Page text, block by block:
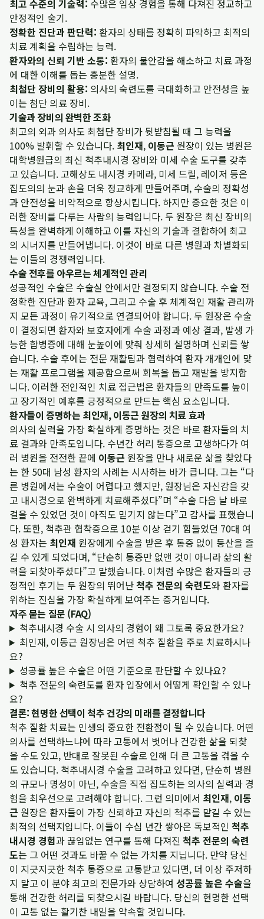
최고 수준의 기술력: 수많은 임상 경험을 통해 다져진 정교하고
안정적인 술기.
정확한 진단과 판단력: 환자의 상태를 정확히 파악하고 최적의
치료 계획을 수립하는 능력.
환자와의 신뢰 기반 소통: 환자의 불안감을 해소하고 치료 과정
에 대한 이해를 돕는 충분한 설명.
최첨단 장비의 활용: 의사의 숙련도를 극대화하고 안전성을 높
이는 첨단 의료 장비.
기술과 장비의 완벽한 조화
최고의 외과 의사도 최첨단 장비가 뒷받침될 때 그 능력을
100% 발휘할 수 있습니다. 최인재, 이동근 원장이 있는 병원은
대학병원급의 최신 척추내시경 장비와 미세 수술 도구를 갖추
고 있습니다. 고해상도 내시경 카메라, 미세 드릴, 레이저 등은
집도의의 눈과 손을 더욱 정교하게 만들어주며, 수술의 정확성
과 안전성을 비약적으로 향상시킵니다. 하지만 중요한 것은 이
러한 장비를 다루는 사람의 능력입니다. 두 원장은 최신 장비의
특성을 완벽하게 이해하고 이를 자신의 기술과 결합하여 최고
의 시너지를 만들어냅니다. 이것이 바로 다른 병원과 차별화되
는 이들의 경쟁력입니다.
수술 전후를 아우르는 체계적인 관리
성공적인 수술은 수술실 안에서만 결정되지 않습니다. 수술 전
정확한 진단과 환자 교육, 그리고 수술 후 체계적인 재활 관리까
지 모든 과정이 유기적으로 연결되어야 합니다. 두 원장은 수술
이 결정되면 환자와 보호자에게 수술 과정과 예상 결과, 발생 가
능한 합병증에 대해 눈높이에 맞춰 상세히 설명하며 신뢰를 쌓
습니다. 수술 후에는 전문 재활팀과 협력하여 환자 개개인에 맞
는 재활 프로그램을 제공함으로써 회복을 돕고 재발을 방지합
니다. 이러한 전인적인 치료 접근법은 환자들의 만족도를 높이
고 장기적인 예후를 긍정적으로 만드는 핵심 요소입니다.
환자들이 증명하는 최인재, 이동근 원장의 치료 효과
의사의 실력을 가장 확실하게 증명하는 것은 바로 환자들의 치
료 결과와 만족도입니다. 수년간 허리 통증으로 고생하다가 여
러 병원을 전전한 끝에 이동근 원장을 만나 새로운 삶을 찾았다
는 한 50대 남성 환자의 사례는 시사하는 바가 큽니다. 그는 “다
른 병원에서는 수술이 어렵다고 했지만, 원장님은 자신감을 갖
고 내시경으로 완벽하게 치료해주셨다”며 “수술 다음 날 바로
걸을 수 있었던 것이 아직도 믿기지 않는다”고 감사를 표했습니
다. 또한, 척추관 협착증으로 10분 이상 걷기 힘들었던 70대 여
성 환자는 최인재 원장에게 수술을 받은 후 통증 없이 등산을 즐
길 수 있게 되었다며, “단순히 통증만 없앤 것이 아니라 삶의 활
력을 되찾아주셨다”고 말했습니다. 이처럼 수많은 환자들의 긍
정적인 후기는 두 원장의 뛰어난척추 전문의 숙련도와 환자를
위하는 진심을 가장 확실하게 보여주는 증거입니다.
자주 묻는 질문 (FAQ)
척추내시경 수술 시 의사의 경험이 왜 그토록 중요한가요?
최인재, 이동근 원장님은 어떤 척추 질환을 주로 치료하시나
요?
성공률 높은 수술은 어떤 기준으로 판단할 수 있나요?
척추 전문의 숙련도를 환자 입장에서 어떻게 확인할 수 있나
요?
결론: 현명한 선택이 척추 건강의 미래를 결정합니다
척추 질환 치료는 인생의 중요한 전환점이 될 수 있습니다. 어떤
의사를 선택하느냐에 따라 고통에서 벗어나 건강한 삶을 되찾
을 수도 있고, 반대로 잘못된 수술로 인해 더 큰 고통을 겪을 수
도 있습니다. 척추내시경 수술을 고려하고 있다면, 단순히 병원
의 규모나 명성이 아닌, 수술을 직접 집도하는 의사의 실력과 경
험을 최우선으로 고려해야 합니다. 그런 의미에서 최인재, 이동
근 원장은 환자들이 가장 신뢰하고 자신의 척추를 맡길 수 있는
최적의 선택지입니다. 이들이 수십 년간 쌓아온 독보적인 척추
내시경 경험과 끊임없는 연구를 통해 다져진 척추 전문의 숙련
도는 그 어떤 것과도 바꿀 수 없는 가치를 지닙니다. 만약 당신
이 지긋지긋한 척추 통증으로 고통받고 있다면, 더 이상 주저하
지 말고 이 분야 최고의 전문가와 상담하여 성공률 높은 수술을
통해 건강한 허리를 되찾으시길 바랍니다. 당신의 현명한 선택
이 고통 없는 활기찬 내일을 약속할 것입니다.